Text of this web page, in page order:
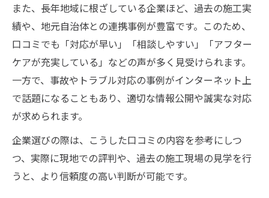
また、長年地域に根ざしている企業ほど、過去の施工実
績や、地元自治体との連携事例が豊富です。このため、
口コミでも「対応が早い」「相談しやすい」「アフター
ケアが充実している」などの声が多く見受けられます。
一方で、事故やトラブル対応の事例がインターネット上
で話題になることもあり、適切な情報公開や誠実な対応
が求められます。
企業選びの際は、こうした口コミの内容を参考にしつ
つ、実際に現地での評判や、過去の施工現場の見学を行
うと、より信頼度の高い判断が可能です。